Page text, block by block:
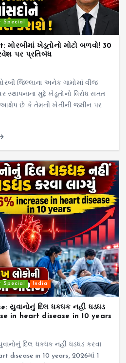
Special
ખેડૂતોનો મોટો બળવો! 30
પર પ્રતિબંધ
જિલ્લાના અનેક ગામોમાં વીજ
મુદ્દે ખેડૂતોનો વિરોધ સતત
છે કે તેમની ખેતીની જમીન પર
Special India
યુવાનોનું દિલ ધકધક નહીં ધડધડ
in heart disease in 10 years
દિલ ધકધક નહીં ધડધડ કરવા
disease in 10 years, 2026માં 1